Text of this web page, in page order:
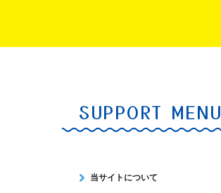
SUPPORT MENU
当サイトについて